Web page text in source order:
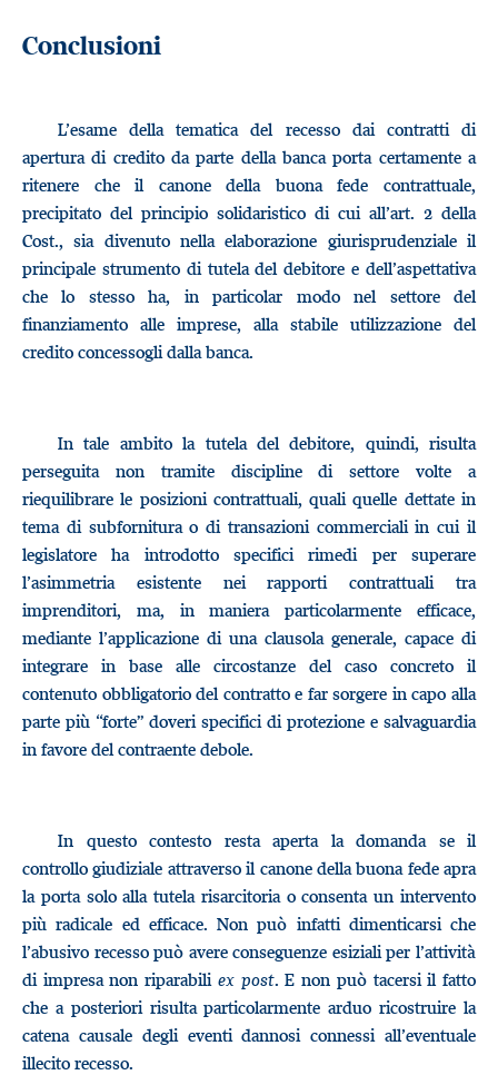
Conclusioni
L’esame della tematica del recesso dai contratti di
apertura di credito da parte della banca porta certamente a
ritenere che il canone della buona fede contrattuale,
precipitato del principio solidaristico di cui all’art. 2 della
Cost., sia divenuto nella elaborazione giurisprudenziale il
principale strumento di tutela del debitore e dell’aspettativa
che lo stesso ha, in particolar modo nel settore del
finanziamento alle imprese, alla stabile utilizzazione del
credito concessogli dalla banca.
In tale ambito la tutela del debitore, quindi, risulta
perseguita non tramite discipline di settore volte a
riequilibrare le posizioni contrattuali, quali quelle dettate in
tema di subfornitura o di transazioni commerciali in cui il
legislatore ha introdotto specifici rimedi per superare
l’asimmetria esistente nei rapporti contrattuali tra
imprenditori, ma, in maniera particolarmente efficace,
mediante l’applicazione di una clausola generale, capace di
integrare in base alle circostanze del caso concreto il
contenuto obbligatorio del contratto e far sorgere in capo alla
parte più “forte” doveri specifici di protezione e salvaguardia
in favore del contraente debole.
In questo contesto resta aperta la domanda se il
controllo giudiziale attraverso il canone della buona fede apra
la porta solo alla tutela risarcitoria o consenta un intervento
più radicale ed efficace. Non può infatti dimenticarsi che
l’abusivo recesso può avere conseguenze esiziali per l’attività
di impresa non riparabili ex post. E non può tacersi il fatto
che a posteriori risulta particolarmente arduo ricostruire la
catena causale degli eventi dannosi connessi all’eventuale
illecito recesso.